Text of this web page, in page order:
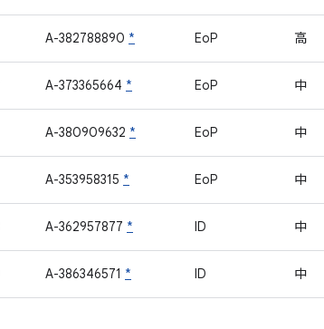
A-382788890 * EoP 高
A-373365664 * EoP 中
A-380909632 * EoP 中
A-353958315 * EoP 中
A-362957877 * ID 中
A-386346571 * ID 中